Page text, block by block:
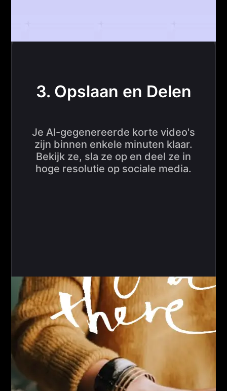
3. Opslaan en Delen
Je AI-gegenereerde korte video's
zijn binnen enkele minuten klaar.
Bekijk ze, sla ze op en deel ze in
hoge resolutie op sociale media.